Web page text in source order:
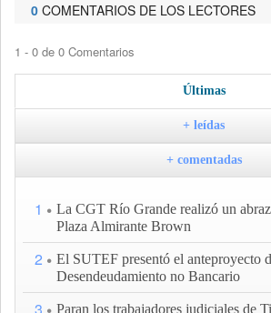
0 COMENTARIOS DE LOS LECTORES
1 - 0 de 0 Comentarios
Últimas
+ leídas
+ comentadas
1
La CGT Río Grande realizó un
Plaza Almirante Brown
2
El SUTEF presentó el anteproyecto
Desendeudamiento no Bancario
Paran los trabajadores judiciales de